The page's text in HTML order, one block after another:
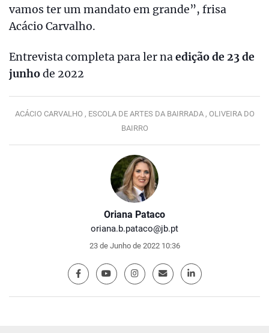
Oriana Pataco
oriana.b.pataco@jb.pt
23 de Junho de 2022 10:36
vamos ter um mandato em grande”, frisa
Acácio Carvalho.
Entrevista completa para ler naedição de 23 de
junhode 2022
ACÁCIO CARVALHO , ESCOLA DE ARTES DA BAIRRADA , OLIVEIRA DO
BAIRRO